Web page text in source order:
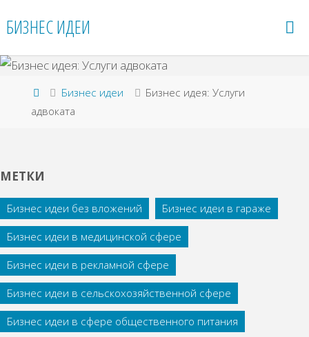
БИЗНЕС ИДЕИ
Главная
Бизнес идеи
Бизнес идея: Услуги
адвоката
МЕТКИ
Бизнес идеи без вложений
Бизнес идеи в гараже
Бизнес идеи в медицинской сфере
Бизнес идеи в рекламной сфере
Бизнес идеи в сельскохозяйственной сфере
Бизнес идеи в сфере общественного питания